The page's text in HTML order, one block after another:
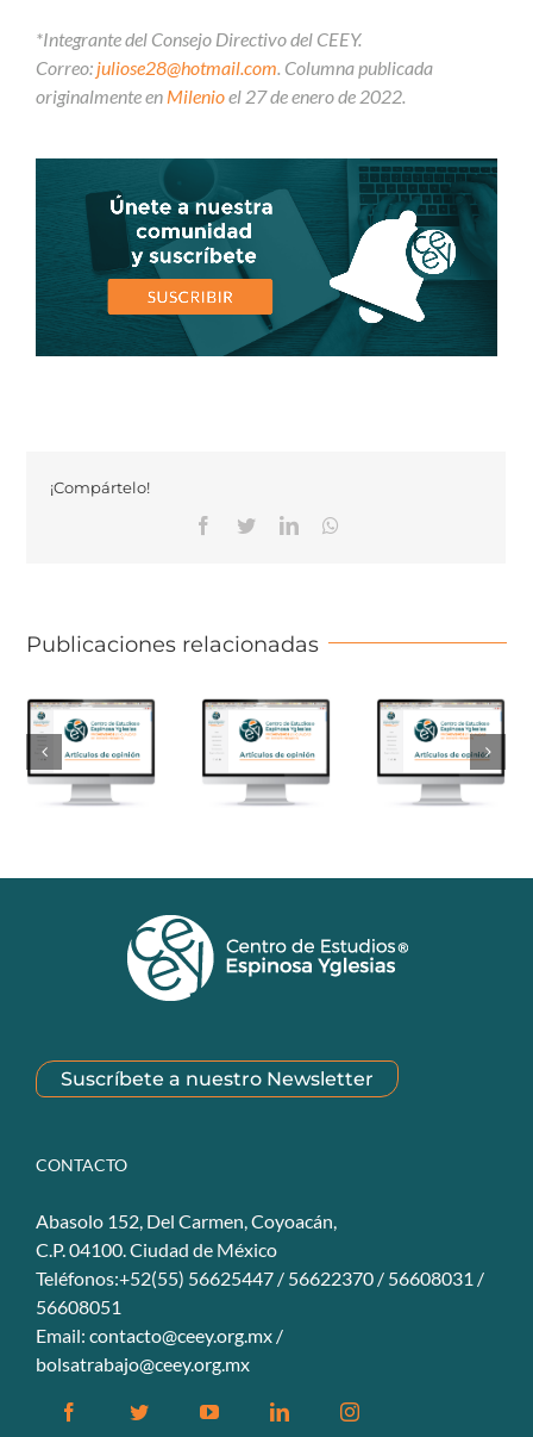
*Integrante del Consejo Directivo del CEEY.
Correo: juliose28@hotmail.com. Columna publicada
originalmente en Milenioel 27 de enero de 2022.
¡Compártelo!
Facebook
TwitterLinkedinWhatsapp
Publicaciones relacionadas
Suscríbete a nuestro Newsletter
CONTACTO
Abasolo 152, Del Carmen, Coyoacán,
C.P. 04100. Ciudad de México
Teléfonos:+52(55) 56625447 / 56622370 / 56608031 /
56608051
Email: contacto@ceey.org.mx /
bolsatrabajo@ceey.org.mx
FacebookTwitter YouTubeLinkedinInstagram